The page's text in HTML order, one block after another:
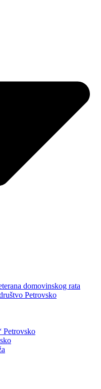
domovinskog rata
Petrovsko
Petrovsko